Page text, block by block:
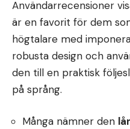
Användarrecensioner
är en favorit för dem
högtalare med
robusta design och
den till en praktisk
på språng.
Många nämner den